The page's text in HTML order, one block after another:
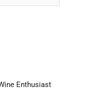
Enthusiast